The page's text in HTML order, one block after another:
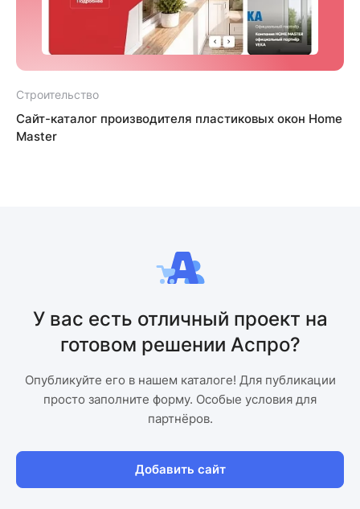
Строительство
Сайт-каталог производителя пластиковых окон Home
Master
У вас есть отличный проект на
готовом решении Аспро?
Опубликуйте его в нашем каталоге! Для публикации
просто заполните форму. Особые условия для
партнёров.
Добавить сайт